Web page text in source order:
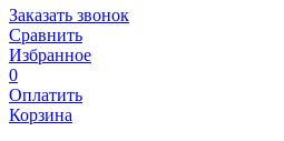
Заказать звонок
Сравнить
Избранное
0
Оплатить
Корзина